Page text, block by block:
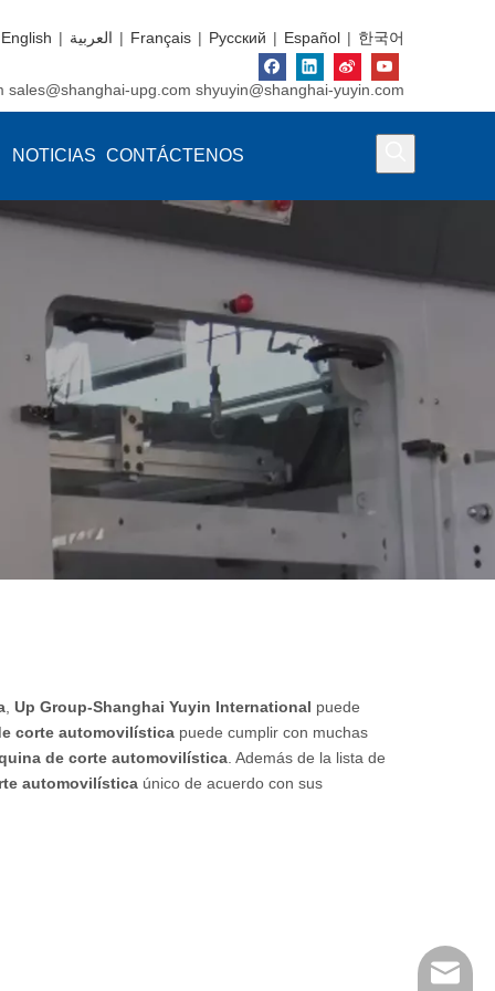
English | العربية | Français | Pусский | Español | 한국어
sales@shanghai-upg.com shyuyin@shanghai-yuyin.com
NOTICIAS CONTÁCTENOS
Up Group-Shanghai Yuyin International puede
corte automovilística puede cumplir con muchas
de corte automovilística . Además de la lista de
automovilística único de acuerdo con sus